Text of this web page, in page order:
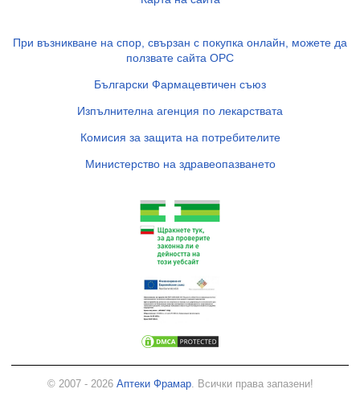
При възникване на спор, свързан с покупка онлайн, можете да
ползвате сайта ОРС
Български Фармацевтичен съюз
Изпълнителна агенция по лекарствата
Комисия за защита на потребителите
Министерство на здравеопазването
© 2007 - 2026 Аптеки Фрамар. Всички права запазени!